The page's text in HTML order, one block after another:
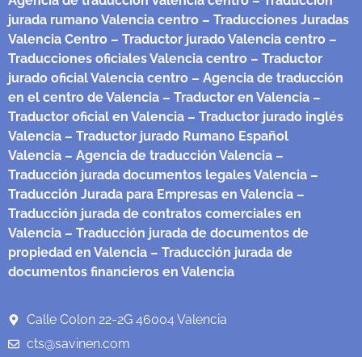
jurada rumano Valencia centro – Traducciones Juradas
Valencia Centro – Traductor jurado Valencia centro –
Traducciones oficiales Valencia centro – Traductor
jurado oficial Valencia centro – Agencia de traducción
en el centro de Valencia – Traductor en Valencia –
Traductor oficial en Valencia – Traductor jurado inglés
Valencia – Traductor jurado Rumano Español
Valencia – Agencia de traducción Valencia –
Traducción jurada documentos legales Valencia –
Traducción Jurada para Empresas en Valencia –
Traducción jurada de contratos comerciales en
Valencia – Traducción jurada de documentos de
propiedad en Valencia – Traducción jurada de
documentos financieros en Valencia
Calle Colon 22-2G 46004 Valencia
cts@savinen.com